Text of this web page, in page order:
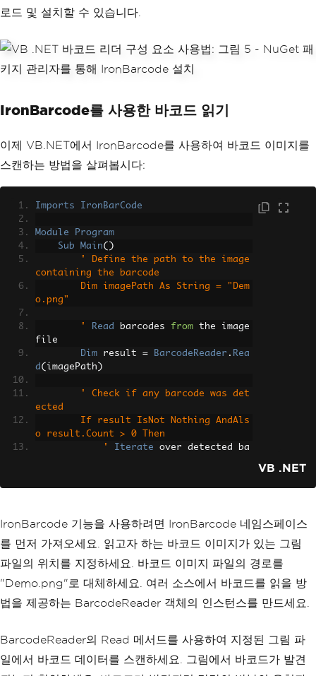
로드 및 설치할 수 있습니다.
IronBarcode를 사용한 바코드 읽기
이제 VB.NET에서 IronBarcode를 사용하여 바코드 이미지를
스캔하는 방법을 살펴봅시다:
Imports IronBarCode
Module
Program
Sub
Main()
' Define the path to the image
containing the barcode
o.png"
        '
Read barcodes from the image
file
Dim result = BarcodeReader . Rea
d ( imagePath )
' Check if any barcode was det
ected
o result.Count > 0 Then
            '
Iterate over detected ba
' Print barcode type a
rcode Type: {barcode.BarcodeType}")
                Console.WriteLine($"Ba
            Next
        Else
rcode was detected
ode found in the image.")
End
End
Sub
VB .NET
IronBarcode 기능을 사용하려면 IronBarcode 네임스페이스
를 먼저 가져오세요. 읽고자 하는 바코드 이미지가 있는 그림
파일의 위치를 지정하세요. 바코드 이미지 파일의 경로를
"Demo.png"로 대체하세요. 여러 소스에서 바코드를 읽을 방
법을 제공하는 BarcodeReader 객체의 인스턴스를 만드세요.
BarcodeReader의 Read 메서드를 사용하여 지정된 그림 파
일에서 바코드 데이터를 스캔하세요. 그림에서 바코드가 발견